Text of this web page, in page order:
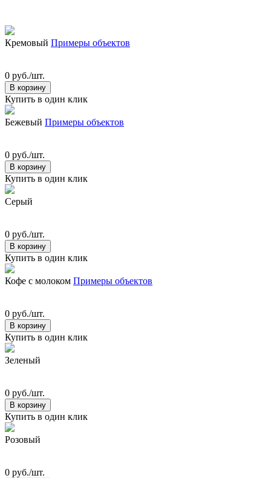
Кремовый Примеры объектов
0 руб./шт.
В корзину
Купить в один клик
Бежевый Примеры объектов
0 руб./шт.
В корзину
Купить в один клик
Серый
0 руб./шт.
В корзину
Купить в один клик
Кофе с молоком Примеры объектов
0 руб./шт.
В корзину
Купить в один клик
Зеленый
0 руб./шт.
В корзину
Купить в один клик
Розовый
0 руб./шт.